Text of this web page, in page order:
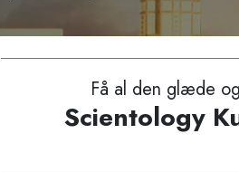
Få al den glæde
Scientology